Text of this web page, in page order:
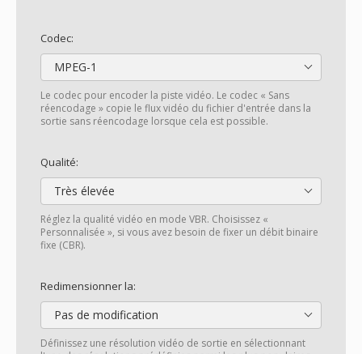
Codec:
MPEG-1
Le codec pour encoder la piste vidéo. Le codec « Sans
réencodage » copie le flux vidéo du fichier d'entrée dans la
sortie sans réencodage lorsque cela est possible.
Qualité:
Très élevée
Réglez la qualité vidéo en mode VBR. Choisissez «
Personnalisée », si vous avez besoin de fixer un débit binaire
fixe (CBR).
Redimensionner la:
Pas de modification
Définissez une résolution vidéo de sortie en sélectionnant